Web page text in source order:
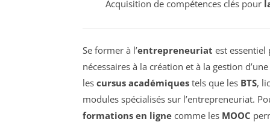
Acquisition de compétences clés pour
Se former à l’entrepreneuriat est
nécessaires à la création et à la gestion d’une
les cursus académiques tels que les BTS,
modules spécialisés sur l’entrepreneuriat.
formations en ligne comme les MOOC